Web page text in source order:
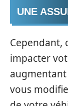
UNE
Cependant,
impacter
augmentant
vous